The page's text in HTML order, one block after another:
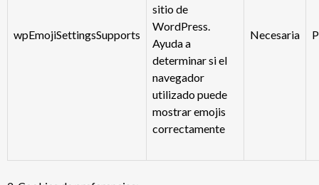
wpEmojiSettingsSupports
sitio de
WordPress.
Ayuda a
determinar si el
navegador
utilizado puede
mostrar emojis
correctamente
Necesaria